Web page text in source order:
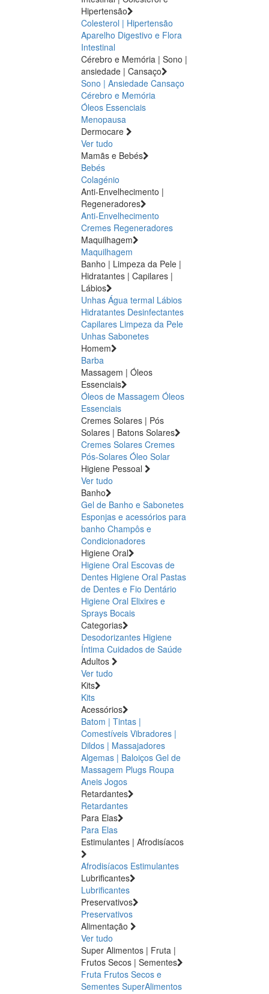
Hipertensão
Colesterol | Hipertensão
Aparelho Digestivo e Flora
Intestinal
Cérebro e Memória | Sono |
ansiedade | Cansaço
Sono | Ansiedade Cansaço
Cérebro e Memória
Óleos Essenciais
Menopausa
Dermocare
Ver tudo
Mamãs e Bebés
Bebés
Colagénio
Anti-Envelhecimento |
Regeneradores
Anti-Envelhecimento
Cremes Regeneradores
Maquilhagem
Maquilhagem
Banho | Limpeza da Pele |
Hidratantes | Capilares |
Lábios
Unhas Água termal Lábios
Hidratantes Desinfectantes
Capilares Limpeza da Pele
Unhas Sabonetes
Homem
Barba
Massagem | Óleos
Essenciais
Óleos de Massagem Óleos
Essenciais
Cremes Solares | Pós
Solares | Batons Solares
Cremes Solares Cremes
Pós-Solares Óleo Solar
Higiene Pessoal
Ver tudo
Banho
Gel de Banho e Sabonetes
Esponjas e acessórios para
banho Champôs e
Condicionadores
Higiene Oral
Higiene Oral Escovas de
Dentes Higiene Oral Pastas
de Dentes e Fio Dentário
Higiene Oral Elixires e
Sprays Bocais
Categorias
Desodorizantes Higiene
Íntima Cuidados de Saúde
Adultos
Ver tudo
Kits
Kits
Acessórios
Batom | Tintas |
Comestíveis Vibradores |
Dildos | Massajadores
Algemas | Baloiços Gel de
Massagem Plugs Roupa
Aneis Jogos
Retardantes
Retardantes
Para Elas
Para Elas
Estimulantes | Afrodisíacos
Afrodisíacos Estimulantes
Lubrificantes
Lubrificantes
Preservativos
Preservativos
Alimentação
Ver tudo
Super Alimentos | Fruta |
Frutos Secos | Sementes
Fruta Frutos Secos e
Sementes SuperAlimentos